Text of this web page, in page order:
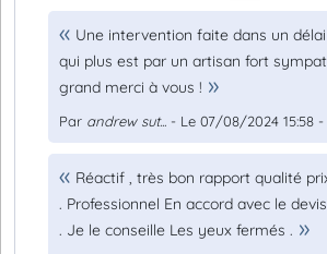
Une intervention faite dans un
qui plus est par un artisan fort
grand merci à vous !
Par andrew sut... - Le 07/08/2024 15:58 -
Réactif , très bon rapport qualité
. Professionnel En accord avec le
. Je le conseille Les yeux fermés .